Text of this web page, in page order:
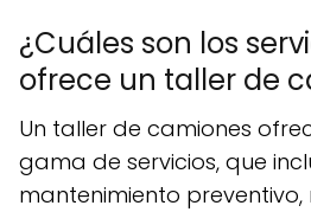
¿Cuáles son los
ofrece un taller de
Un taller de camiones
gama de servicios, que
mantenimiento